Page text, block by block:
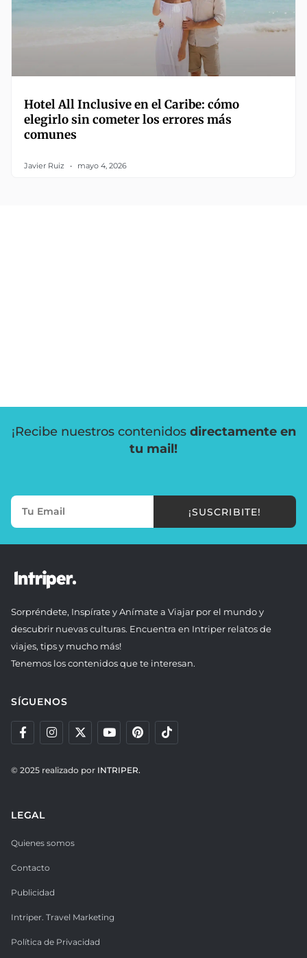
Hotel All Inclusive en el Caribe: cómo
elegirlo sin cometer los errores más
comunes
Javier Ruiz mayo 4, 2026
¡Recibe nuestros contenidos directamente en
tu mail!
¡SUSCRIBITE!
Sorpréndete, Inspírate y Anímate a Viajar por el mundo y
descubrir nuevas culturas. Encuentra en Intriper relatos de
viajes, tips y mucho más!
Tenemos los contenidos que te interesan.
SÍGUENOS
© 2025 realizado por INTRIPER.
LEGAL
Quienes somos
Contacto
Publicidad
Intriper. Travel Marketing
Política de Privacidad